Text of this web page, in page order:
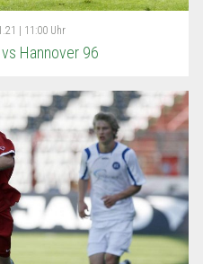
| 11:00 Uhr
Hannover 96